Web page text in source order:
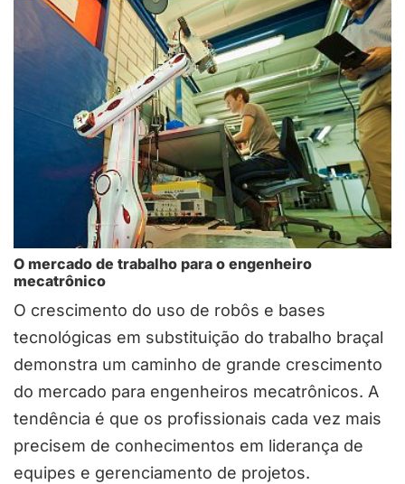
O mercado de trabalho para o engenheiro
mecatrônico
O crescimento do uso de robôs e bases
tecnológicas em substituição do trabalho braçal
demonstra um caminho de grande crescimento
do mercado para engenheiros mecatrônicos. A
tendência é que os profissionais cada vez mais
precisem de conhecimentos em liderança de
equipes e gerenciamento de projetos.